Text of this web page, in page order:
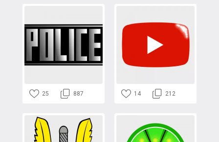
25 887 14 212